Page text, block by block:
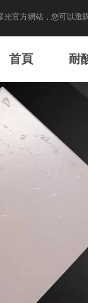
光官方網站，您可以選
首頁 耐